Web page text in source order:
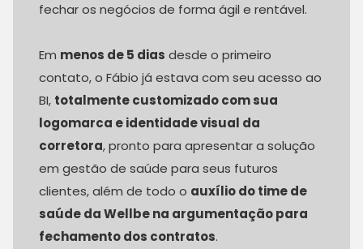
fechar os negócios de forma ágil e rentável.
Em menos de 5 dias desde o primeiro
contato, o Fábio já estava com seu acesso ao
BI, totalmente customizado com sua
logomarca e identidade visual da
corretora, pronto para apresentar a solução
em gestão de saúde para seus futuros
clientes, além de todo o auxílio do time de
saúde da Wellbe na argumentação para
fechamento dos contratos.